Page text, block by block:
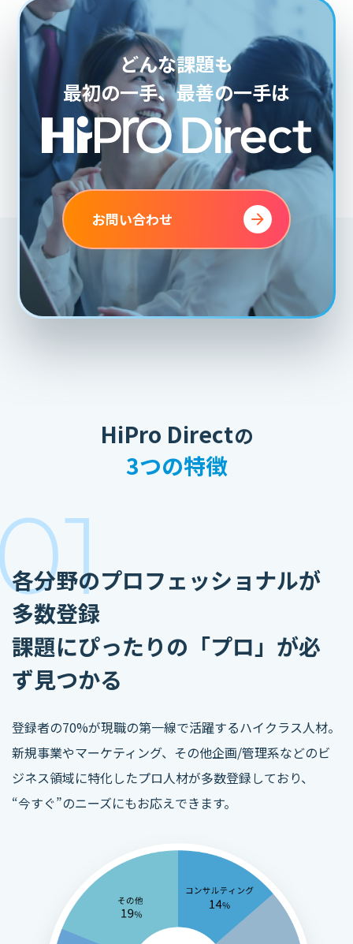
どんな課題も
最初の一手、最善の一手は
お問い合わせ
HiPro Directの
3つの特徴
各分野のプロフェッショナルが
多数登録
課題にぴったりの「プロ」が必
ず見つかる
登録者の70%が現職の第一線で活躍するハイクラス人材。
新規事業やマーケティング、その他企画/管理系などのビ
ジネス領域に特化したプロ人材が多数登録しており、
“今すぐ”のニーズにもお応えできます。